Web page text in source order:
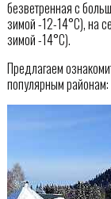
безветренная с
зимой -12-14°С), на
зимой -14°С).
Предлагаем
популярным районам: